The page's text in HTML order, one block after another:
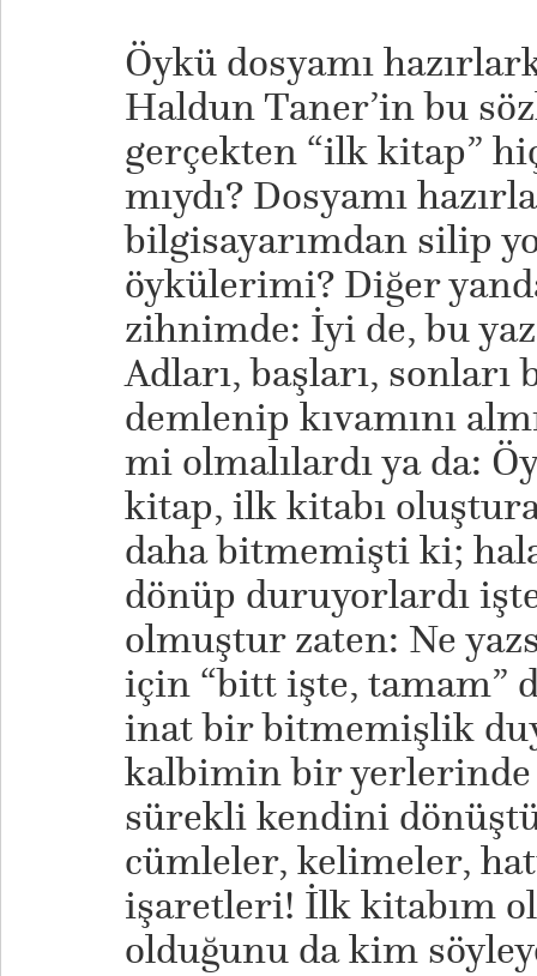
Öykü dosyamı
Haldun Taner’in bu
gerçekten “ilk kitap”
mıydı? Dosyamı
bilgisayarımdan silip
öykülerimi? Diğer
zihnimde: İyi de, bu
Adları, başları,
demlenip kıvamını
mi olmalılardı ya da:
kitap, ilk kitabı
daha bitmemişti ki;
dönüp duruyorlardı
olmuştur zaten: Ne
için “bitt işte, tamam”
inat bir bitmemişlik
kalbimin bir yerlerinde
sürekli kendini
cümleler, kelimeler,
işaretleri! İlk kitabım
olduğunu da kim